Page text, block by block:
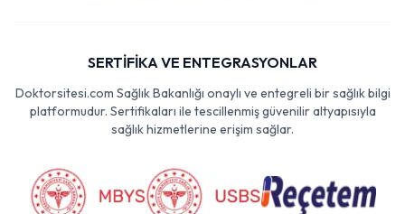
SERTİFİKA VE ENTEGRASYONLAR
Doktorsitesi.com Sağlık Bakanlığı onaylı ve entegreli bir sağlık bilgi
platformudur. Sertifikaları ile tescillenmiş güvenilir altyapısıyla
sağlık hizmetlerine erişim sağlar.